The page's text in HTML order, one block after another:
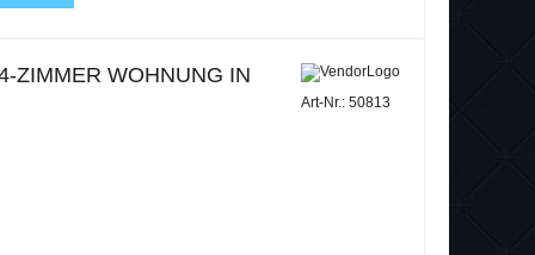
WOHNUNG IN B
Art-Nr.: 50813